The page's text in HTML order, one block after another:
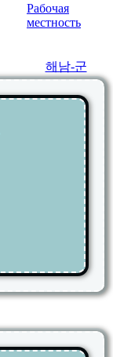
Рабочая
местность
해남-군